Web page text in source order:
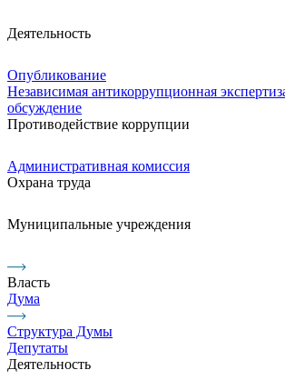
Деятельность
Опубликование
Независимая антикоррупционная
обсуждение
Противодействие коррупции
Административная комиссия
Охрана труда
Муниципальные учреждения
Власть
Дума
Структура Думы
Депутаты
Деятельность